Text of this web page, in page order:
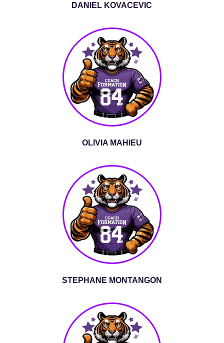
DANIEL KOVACEVIC
OLIVIA MAHIEU
STEPHANE MONTANGON